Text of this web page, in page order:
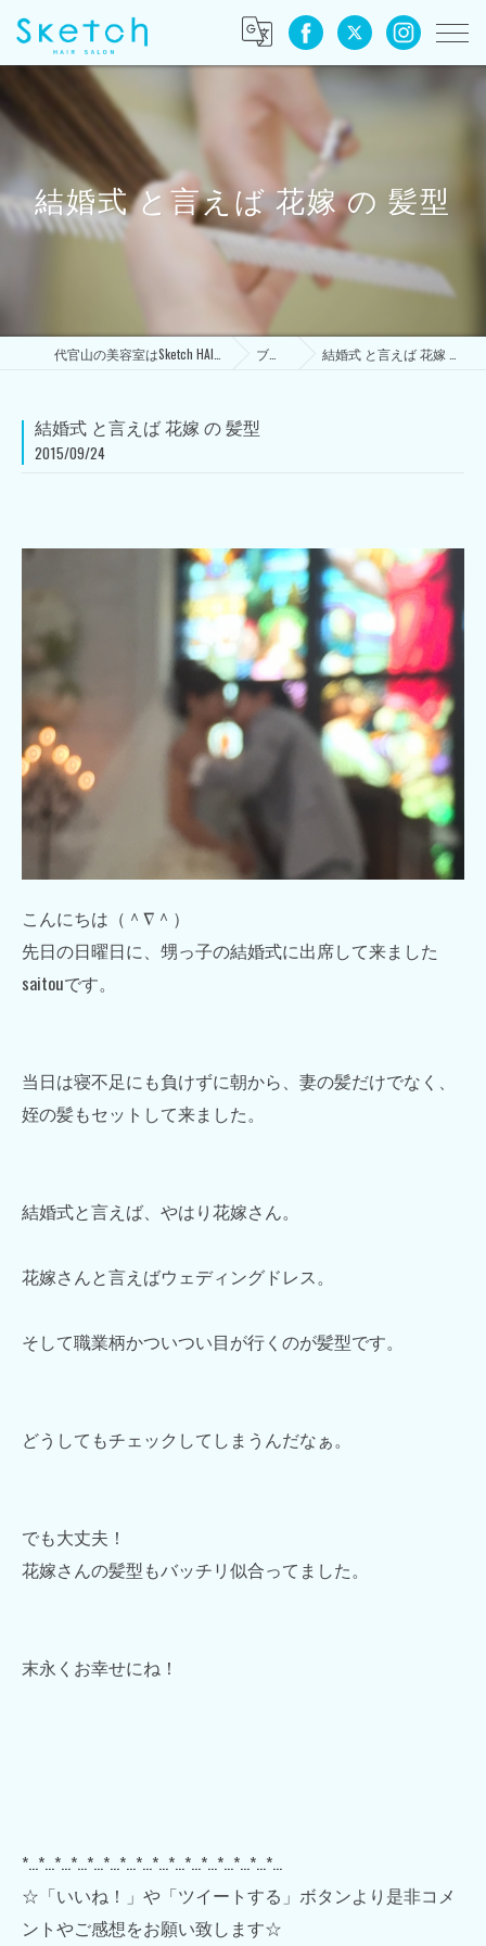
結婚式 と言えば 花嫁 の 髪型
ブログ 結婚式 と言えば 花嫁 の 髪型
結婚式 と言えば 花嫁 の 髪型
2015/09/24
こんにちは（＾∇＾）
先日の日曜日に、甥っ子の結婚式に出席して来ました
saitouです。
当日は寝不足にも負けずに朝から、妻の髪だけでなく、
姪の髪もセットして来ました。
結婚式と言えば、やはり花嫁さん。
花嫁さんと言えばウェディングドレス。
そして職業柄かついつい目が行くのが髪型です。
どうしてもチェックしてしまうんだなぁ。
でも大丈夫！
花嫁さんの髪型もバッチリ似合ってました。
末永くお幸せにね！
*…*…*…*…*…*…*…*…*…*…*…*…*…*…*…*…
☆「いいね！」や「ツイートする」ボタンより是非コメ
ントやご感想をお願い致します☆